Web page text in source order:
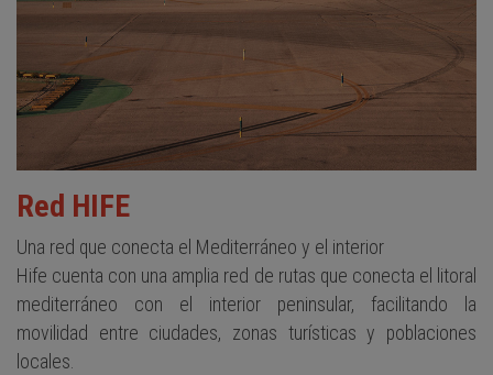
Red HIFE
Una red que conecta el Mediterráneo y el interior
Hife cuenta con una amplia red de rutas que conecta el litoral
mediterráneo con el interior peninsular, facilitando la
movilidad entre ciudades, zonas turísticas y poblaciones
locales.